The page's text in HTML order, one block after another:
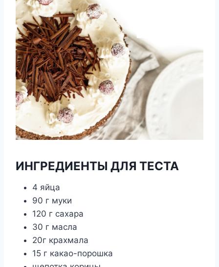
ИНГРЕДИЕНТЫ ДЛЯ ТЕСТА
4 яйца
90 г муки
120 г сахара
30 г масла
20г крахмала
15 г какао-порошка